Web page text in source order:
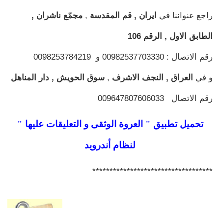
راجع عنواننا في ايران , قم المقدسة , مجمّع ناشران ,
الطابق الاول , الرقم 106
رقم الاتصال : 00982537703330 و 0098253784219
و في العراق , النجف الاشرف , سوق الحويش , دار المناهل
رقم الاتصال 009647807606033
تحميل تطبيق " العروة الوثقى و التعليقات عليها "
لنظام أندرويد
***********************************